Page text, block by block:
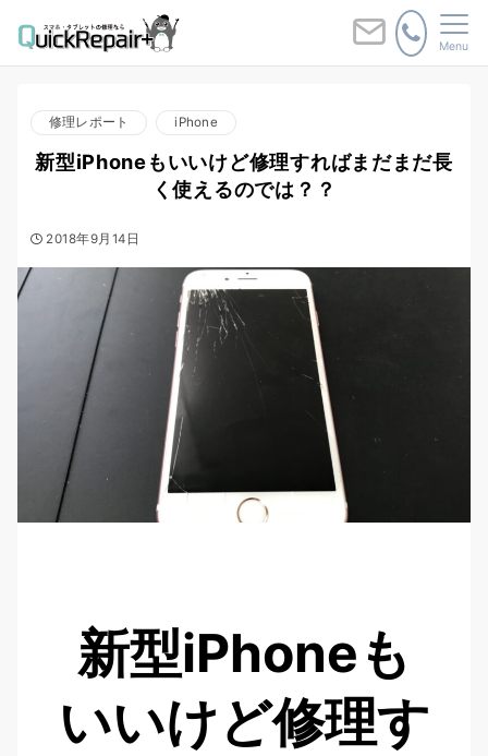
Menu
修理レポート iPhone
新型iPhoneもいいけど修理すればまだまだ長
く使えるのでは？？
2018年9月14日
新型iPhoneも
いいけど修理す